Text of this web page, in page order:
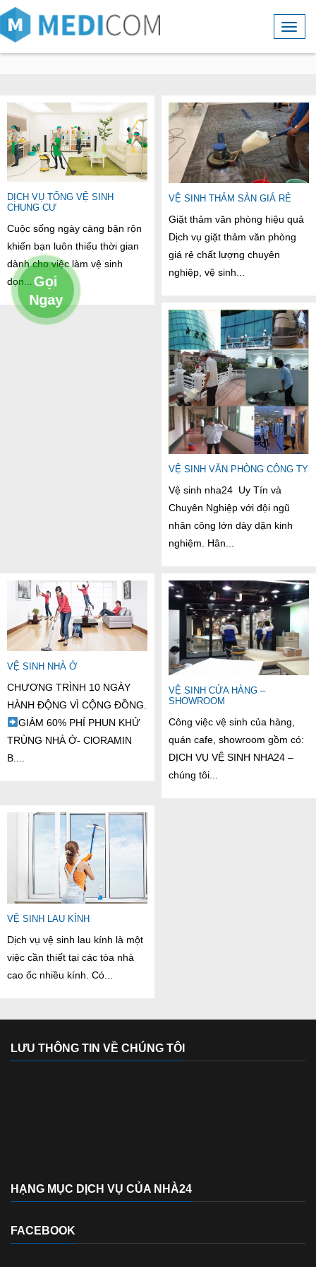
DỊCH VỤ TỔNG VỆ SINH
CHUNG CƯ
Cuộc sống ngày càng bận rộn
khiến bạn luôn thiếu thời gian
dành cho việc làm vệ sinh
dọn...
VỆ SINH THẢM SÀN GIÁ RẺ
Giặt thảm văn phòng hiệu quả
Dịch vụ giặt thảm văn phòng
giá rẻ chất lượng chuyên
nghiệp, vệ sinh...
VỆ SINH VĂN PHÒNG CÔNG TY
Vệ sinh nha24 Uy Tín và
Chuyên Nghiệp với đội ngũ
nhân công lớn dày dặn kinh
nghiệm. Hân...
VỆ SINH NHÀ Ở
CHƯƠNG TRÌNH 10 NGÀY
HÀNH ĐỘNG VÌ CỘNG ĐỒNG.
GIẢM 60% PHÍ PHUN KHỬ
TRÙNG NHÀ Ở- ClORAMIN
B....
VỆ SINH CỬA HÀNG –
SHOWROOM
Công việc vệ sinh của hàng,
quán cafe, showroom gồm có:
DỊCH VỤ VỆ SINH NHA24 –
chúng tôi...
VỆ SINH LAU KÍNH
Dịch vụ vệ sinh lau kính là một
việc cần thiết tại các tòa nhà
cao ốc nhiều kính. Có...
LƯU THÔNG TIN VỀ CHÚNG TÔI
HẠNG MỤC DỊCH VỤ CỦA NHÀ24
FACEBOOK
Gọi
Ngay